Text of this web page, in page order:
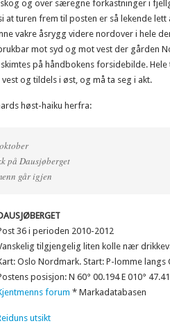
og over særegne forkastninger i
at turen frem til posten er så lekende lett
vakre åsrygg videre nordover i hele
mot syd og mot vest der gården
på håndbokens forsidebilde.
og tildels i øst, og må ta seg i akt.
høst-haiku herfra:
på Dausjøberget
går igjen
36 i perioden 2010-2012
tilgjengelig liten kolle nær
Oslo Nordmark. Start: P-lomme langs
posisjon: N 60° 00.194 E 010°
forum * Markadatabasen
utsikt